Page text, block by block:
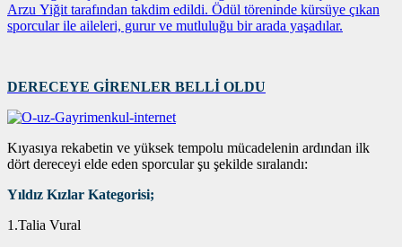
Arzu Yiğit tarafından takdim edildi. Ödül töreninde kürsüye çıkan
sporcular ile aileleri, gurur ve mutluluğu bir arada yaşadılar.
DERECEYE GİRENLER BELLİ OLDU
Kıyasıya rekabetin ve yüksek tempolu mücadelenin ardından ilk
dört dereceyi elde eden sporcular şu şekilde sıralandı:
Yıldız Kızlar Kategorisi;
1.Talia Vural